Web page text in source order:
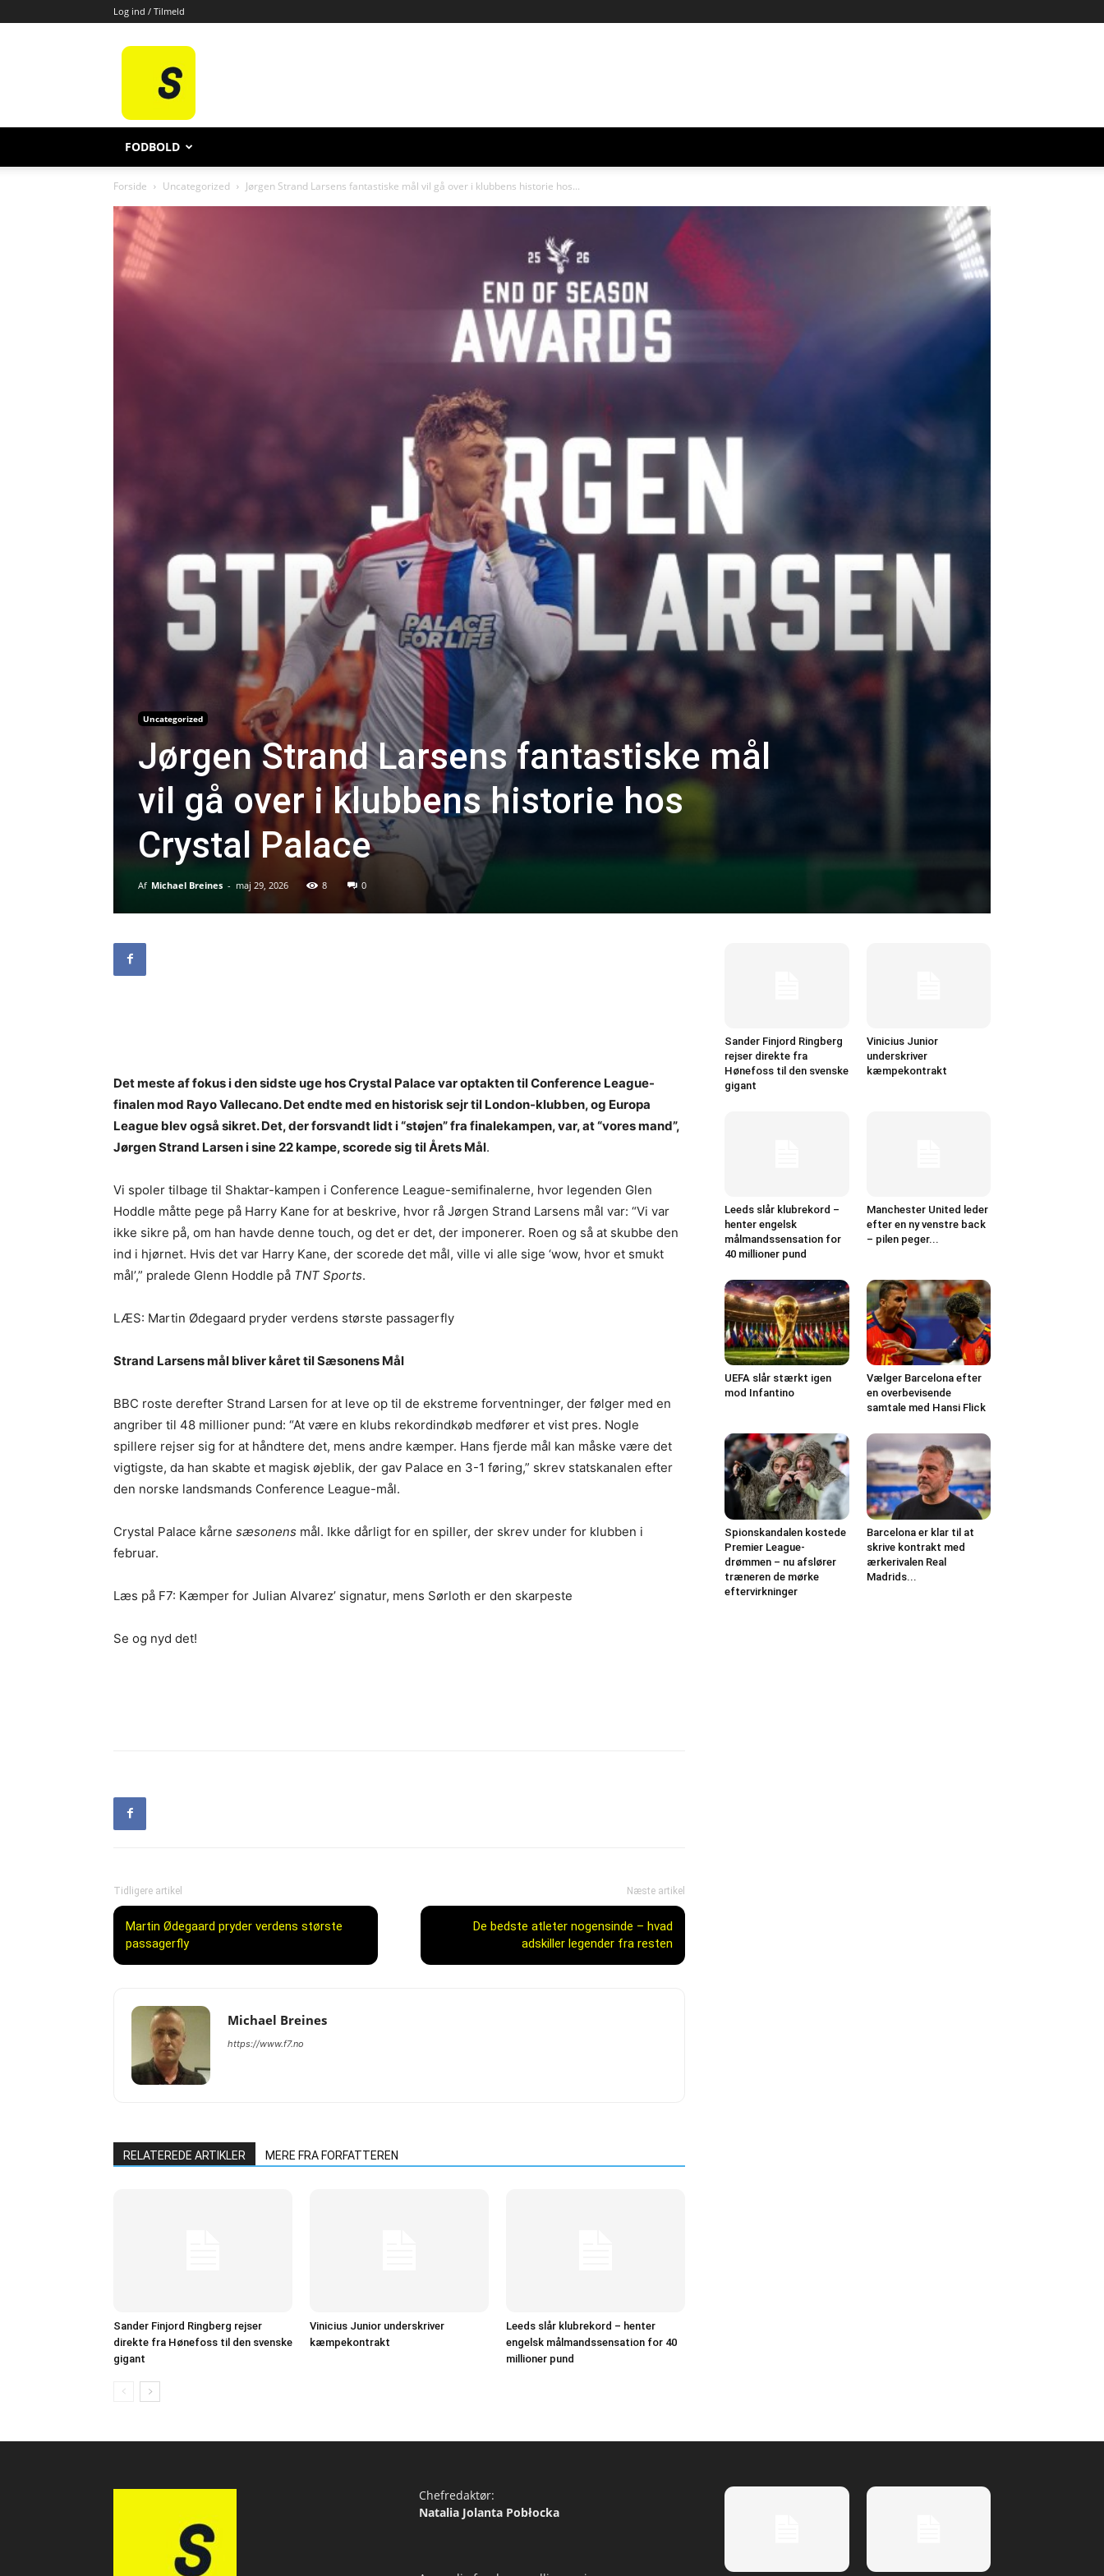
Log ind / Tilmeld
All
FODBOLD
Forside Uncategorized Jørgen Strand Larsens fantastiske mål vil gå over i klubbens historie hos...
Uncategorized
Jørgen Strand Larsens fantastiske mål
vil gå over i klubbens historie hos
Crystal Palace
Af Michael Breines - maj 29, 2026 8 0
Det meste af fokus i den sidste uge hos Crystal Palace var optakten til Conference League-
finalen mod Rayo Vallecano. Det endte med en historisk sejr til London-klubben, og Europa
League blev også sikret. Det, der forsvandt lidt i “støjen” fra finalekampen, var, at “vores mand”,
Jørgen Strand Larsen i sine 22 kampe, scorede sig til Årets Mål.
Vi spoler tilbage til Shaktar-kampen i Conference League-semifinalerne, hvor legenden Glen
Hoddle måtte pege på Harry Kane for at beskrive, hvor rå Jørgen Strand Larsens mål var: “Vi var
ikke sikre på, om han havde denne touch, og det er det, der imponerer. Roen og så at skubbe den
ind i hjørnet. Hvis det var Harry Kane, der scorede det mål, ville vi alle sige ‘wow, hvor et smukt
mål’,” pralede Glenn Hoddle på TNT Sports.
LÆS: Martin Ødegaard pryder verdens største passagerfly
Strand Larsens mål bliver kåret til Sæsonens Mål
BBC roste derefter Strand Larsen for at leve op til de ekstreme forventninger, der følger med en
angriber til 48 millioner pund: “At være en klubs rekordindkøb medfører et vist pres. Nogle
spillere rejser sig for at håndtere det, mens andre kæmper. Hans fjerde mål kan måske være det
vigtigste, da han skabte et magisk øjeblik, der gav Palace en 3-1 føring,” skrev statskanalen efter
den norske landsmands Conference League-mål.
Crystal Palace kårne sæsonens mål. Ikke dårligt for en spiller, der skrev under for klubben i
februar.
Læs på F7: Kæmper for Julian Alvarez’ signatur, mens Sørloth er den skarpeste
Se og nyd det!
Tidligere artikel
Martin Ødegaard pryder verdens største
passagerfly
Næste artikel
De bedste atleter nogensinde – hvad
adskiller legender fra resten
Michael Breines
https://www.f7.no
RELATEREDE ARTIKLER MERE FRA FORFATTEREN
Sander Finjord Ringberg rejser
direkte fra Hønefoss til den svenske
gigant
Vinicius Junior underskriver
kæmpekontrakt
Leeds slår klubrekord – henter
engelsk målmandssensation for 40
millioner pund
Sander Finjord Ringberg
rejser direkte fra
Hønefoss til den svenske
gigant
Vinicius Junior
underskriver
kæmpekontrakt
Leeds slår klubrekord –
henter engelsk
målmandssensation for
40 millioner pund
Manchester United leder
efter en ny venstre back
– pilen peger...
UEFA slår stærkt igen
mod Infantino
Vælger Barcelona efter
en overbevisende
samtale med Hansi Flick
Spionskandalen kostede
Premier League-
drømmen – nu afslører
træneren de mørke
eftervirkninger
Barcelona er klar til at
skrive kontrakt med
ærkerivalen Real
Madrids...
Chefredaktør:
Natalia Jolanta Pobłocka